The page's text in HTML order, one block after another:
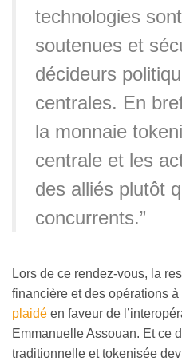
technologies
soutenues et
décideurs
centrales. En
la monnaie
centrale et les
des alliés plutôt
concurrents.”
Lors de ce rendez-vous, la
financière et des opérations
plaidé en faveur de
Emmanuelle Assouan. Et ce
traditionnelle et tokenisée